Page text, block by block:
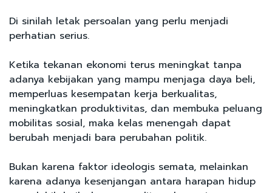
Di sinilah letak persoalan yang perlu menjadi
perhatian serius.
Ketika tekanan ekonomi terus meningkat tanpa
adanya kebijakan yang mampu menjaga daya beli,
memperluas kesempatan kerja berkualitas,
meningkatkan produktivitas, dan membuka peluang
mobilitas sosial, maka kelas menengah dapat
berubah menjadi bara perubahan politik.
Bukan karena faktor ideologis semata, melainkan
karena adanya kesenjangan antara harapan hidup